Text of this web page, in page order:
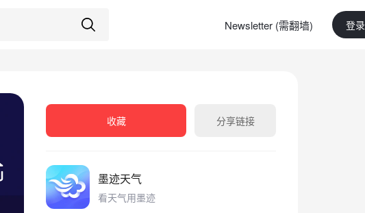
Newsletter (需翻墙) 登
收藏 分享链接
墨迹天气
看天气用墨迹